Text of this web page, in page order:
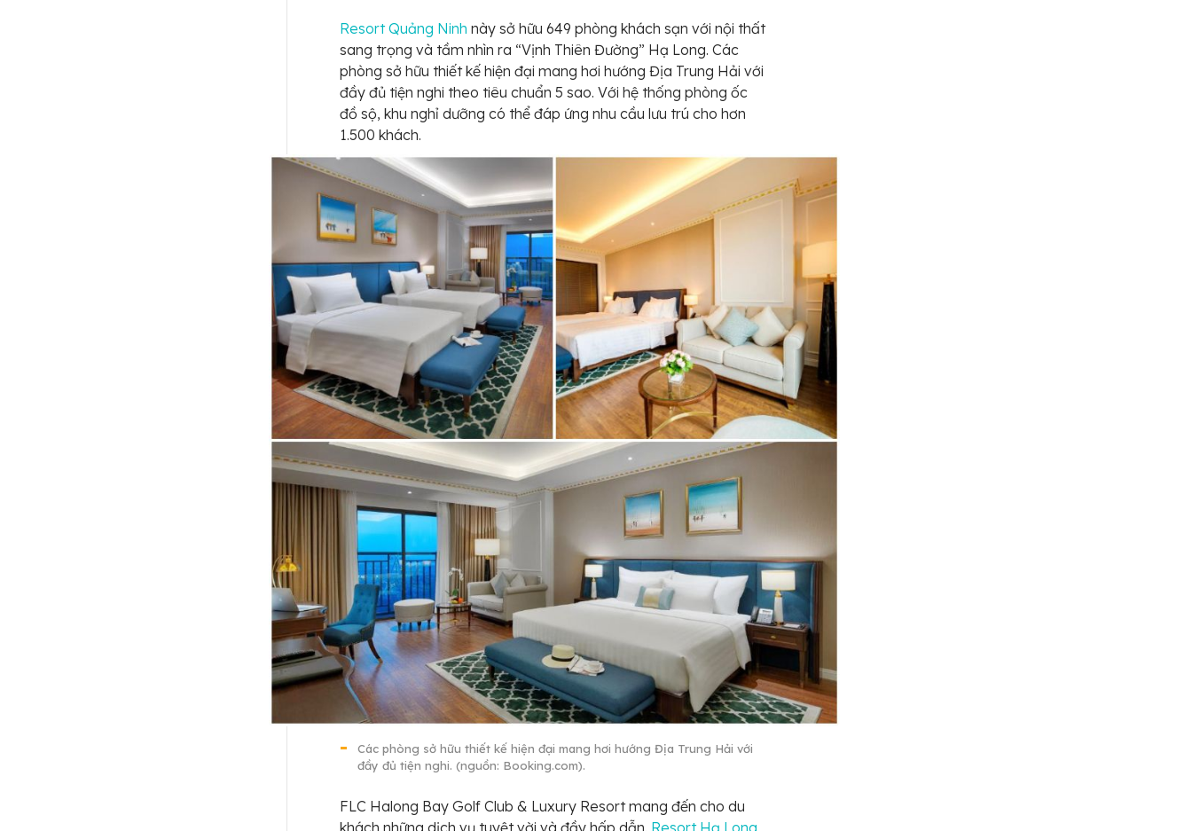
Resort Quảng Ninh này sở hữu 649 phòng khách sạn với nội thất
sang trọng và tầm nhìn ra “Vịnh Thiên Đường” Hạ Long. Các
phòng sở hữu thiết kế hiện đại mang hơi hướng Địa Trung Hải với
đầy đủ tiện nghi theo tiêu chuẩn 5 sao. Với hệ thống phòng ốc
đồ sộ, khu nghỉ dưỡng có thể đáp ứng nhu cầu lưu trú cho hơn
1.500 khách.
Các phòng sở hữu thiết kế hiện đại mang hơi hướng Địa Trung Hải với
đầy đủ tiện nghi. (nguồn: Booking.com).
FLC Halong Bay Golf Club & Luxury Resort mang đến cho du
khách những dịch vụ tuyệt vời và đầy hấp dẫn. Resort Hạ Long